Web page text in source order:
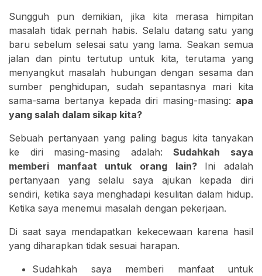
Sungguh pun demikian, jika kita merasa himpitan
masalah tidak pernah habis. Selalu datang satu yang
baru sebelum selesai satu yang lama. Seakan semua
jalan dan pintu tertutup untuk kita, terutama yang
menyangkut masalah hubungan dengan sesama dan
sumber penghidupan, sudah sepantasnya mari kita
sama-sama bertanya kepada diri masing-masing: apa
yang salah dalam sikap kita?
Sebuah pertanyaan yang paling bagus kita tanyakan
ke diri masing-masing adalah:Sudahkah saya
memberi manfaat untuk orang lain? Ini adalah
pertanyaan yang selalu saya ajukan kepada diri
sendiri, ketika saya menghadapi kesulitan dalam hidup.
Ketika saya menemui masalah dengan pekerjaan.
Di saat saya mendapatkan kekecewaan karena hasil
yang diharapkan tidak sesuai harapan.
Sudahkah saya memberi manfaat untuk